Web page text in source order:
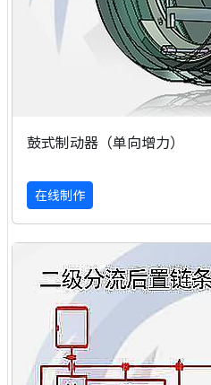
鼓式制动器（单向增力）
在线制作